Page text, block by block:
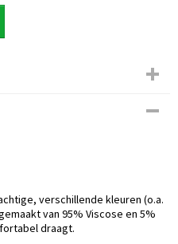
verschillende kleuren (o.a.
van 95% Viscose en 5%
draagt.